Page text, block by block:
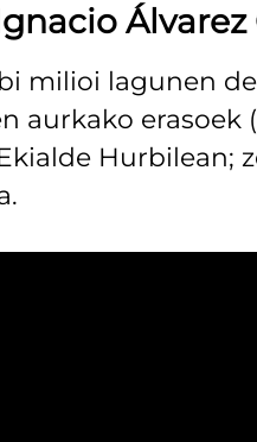
milioi lagunen
aurkako
Hurbilean;